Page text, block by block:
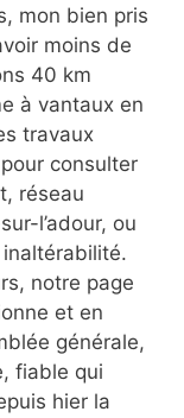
mon bien pris
moins de
40 km
à vantaux en
travaux
consulter
réseau
l’adour, ou
notre page
et en
générale,
fiable qui
hier la